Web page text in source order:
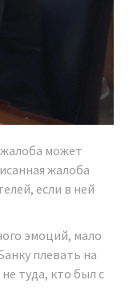
может
жалоба
если в ней
эмоций, мало
плевать на
туда, кто был с